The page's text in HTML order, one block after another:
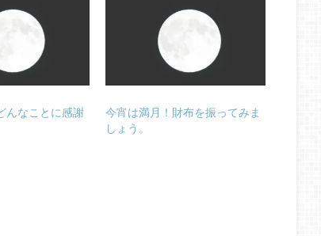
んなことに感謝
今宵は満月！財布を振ってみま
しょう。